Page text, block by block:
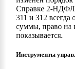
Справке 2-НДФЛ:
311 и 312 всегда
суммы, право на
показывается.
Инструменты